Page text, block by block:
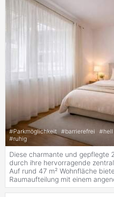
#Parkmöglichkeit #barrierefrei #hell
#ruhig
Diese charmante und gepflegte
durch ihre hervorragende
Auf rund 47 m² Wohnfläche
Raumaufteilung mit einem